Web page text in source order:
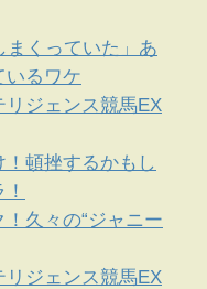
まくっていた」あ
いるワケ
リジェンス競馬EX
頓挫するかもし
久々の“ジャニー
リジェンス競馬EX